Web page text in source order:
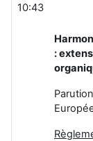
10:43
: